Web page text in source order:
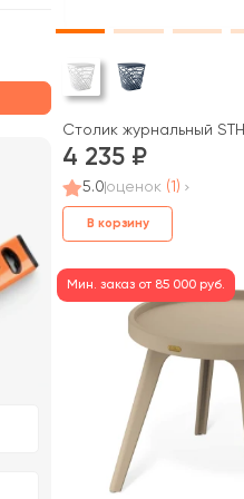
Столик журнальный
4 235
5.0оценок (1)
В корзину
Мин. заказ от 85 000 руб.